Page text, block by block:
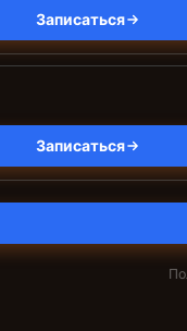
Записаться
Записаться